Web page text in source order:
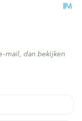
mail, dan bekijken